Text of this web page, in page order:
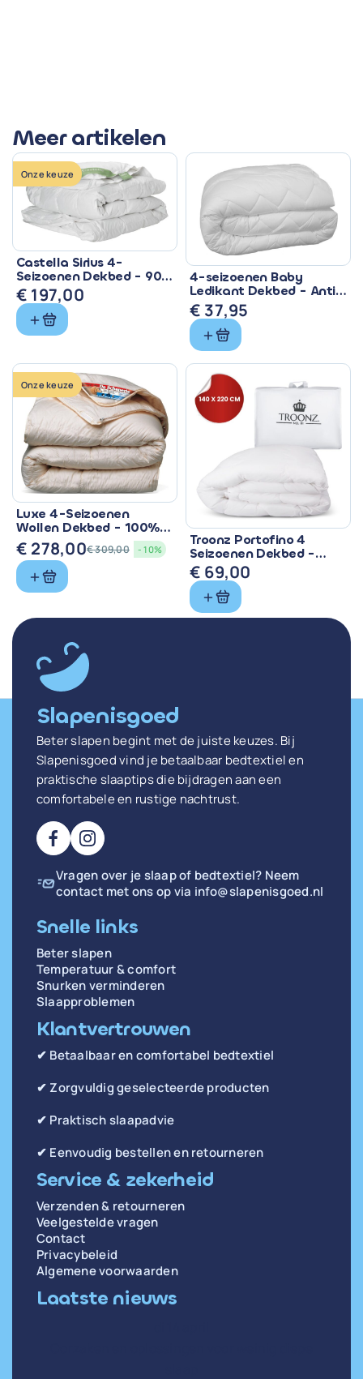
Meer artikelen
Onze keuze
Castella Sirius 4-
Seizoenen Dekbed - 90%
Eendendons &
Ventilerend
€ 197,00
4-seizoenen Baby
Ledikant Dekbed - Anti
Allergisch & Wasbaar
€ 37,95
Onze keuze
Luxe 4-Seizoenen
Wollen Dekbed - 100%
Zuiver Scheerwol
€309,00
Oorspronkelijke
prijs
€ 309,00.
€ 278,00
Huidige
prijs
€ 278,00.
- 10%
Troonz Portofino 4
Seizoenen Dekbed -
Comfort voor Elk
Seizoen
€ 69,00
Slapenisgoed
Beter slapen begint met de juiste keuzes. Bij
Slapenisgoed vind je betaalbaar bedtextiel en
praktische slaaptips die bijdragen aan een
comfortabele en rustige nachtrust.
Vragen over je slaap of bedtextiel? Neem
contact met ons op via info@slapenisgoed.nl
Snelle links
Beter slapen
Temperatuur & comfort
Snurken verminderen
Slaapproblemen
Klantvertrouwen
✔ Betaalbaar en comfortabel bedtextiel
✔ Zorgvuldig geselecteerde producten
✔ Praktisch slaapadvie
✔ Eenvoudig bestellen en retourneren
Service & zekerheid
Verzenden & retourneren
Veelgestelde vragen
Contact
Privacybeleid
Algemene voorwaarden
Laatste nieuws